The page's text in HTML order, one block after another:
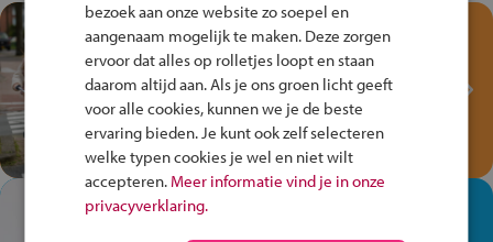
Test je kennis met het
Fiets Veilig
Verkeersspel!
Speel het Fiets Veilig Verkeersspel
en win een Cortina-fiets!
In de winkel ben je op je
plek!
bezoek aan onze website zo soepel en
aangenaam mogelijk te maken. Deze zorgen
ervoor dat alles op rolletjes loopt en staan
daarom altijd aan. Als je ons groen licht geeft
voor alle cookies, kunnen we je de beste
ervaring bieden. Je kunt ook zelf selecteren
welke typen cookies je wel en niet wilt
accepteren. Meer informatie vind je in onze
privacyverklaring.